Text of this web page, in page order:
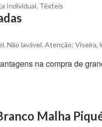
Individual, Têxteis
Não lavável. Atenção:
na compra de
Malha